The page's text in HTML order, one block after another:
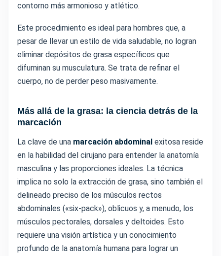
contorno más armonioso y atlético.
Este procedimiento es ideal para hombres que, a
pesar de llevar un estilo de vida saludable, no logran
eliminar depósitos de grasa específicos que
difuminan su musculatura. Se trata de refinar el
cuerpo, no de perder peso masivamente.
Más allá de la grasa: la ciencia detrás de la
marcación
La clave de una marcación abdominal exitosa reside
en la habilidad del cirujano para entender la anatomía
masculina y las proporciones ideales. La técnica
implica no solo la extracción de grasa, sino también el
delineado preciso de los músculos rectos
abdominales («six-pack»), oblicuos y, a menudo, los
músculos pectorales, dorsales y deltoides. Esto
requiere una visión artística y un conocimiento
profundo de la anatomía humana para lograr un